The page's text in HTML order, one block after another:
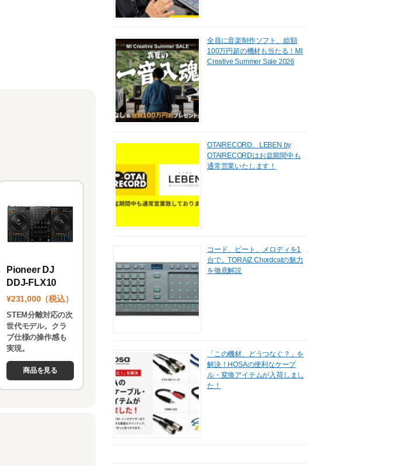
Pioneer DJ
DDJ-FLX10
¥231,000（税込）
STEM分離対応の次
世代モデル。クラ
ブ仕様の操作感も
実現。
商品を見る
全員に音楽制作ソフト、総額
100万円超の機材も当たる！MI
Creative Summer Sale 2026
OTAIRECORD、LEBEN by
OTAIRECORDはお盆期間中も
通常営業いたします！
コード、ビート、メロディを1
台で。TORAIZ Chordcatの魅力
を徹底解説
「この機材、どうつなぐ？」を
解決！HOSAの便利なケーブ
ル・変換アイテムが入荷しまし
た！